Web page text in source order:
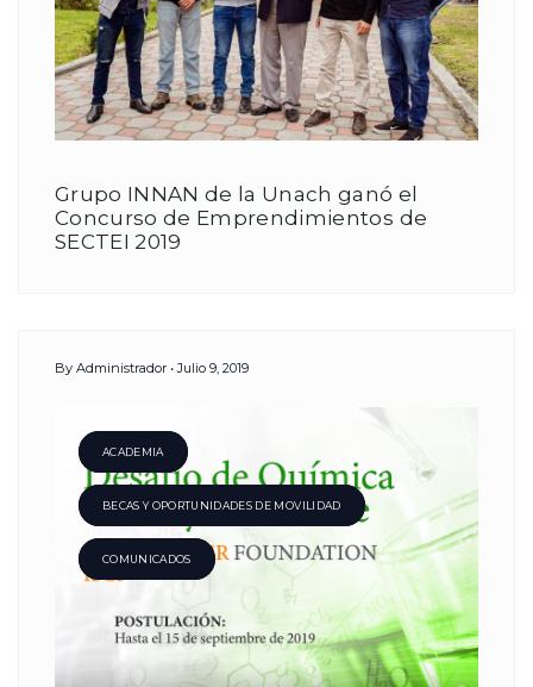
Grupo INNAN de la Unach ganó el
Concurso de Emprendimientos de
SECTEI 2019
By Administrador Julio 9, 2019
ACADEMIA
BECAS Y OPORTUNIDADES DE MOVILIDAD
COMUNICADOS